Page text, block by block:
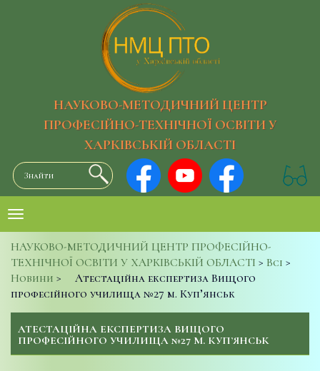
НАУКОВО-МЕТОДИЧНИЙ ЦЕНТР
ПРОФЕСІЙНО-ТЕХНІЧНОЇ ОСВІТИ У
ХАРКІВСЬКІЙ ОБЛАСТІ
НАУКОВО-МЕТОДИЧНИЙ ЦЕНТР ПРОФЕСІЙНО-
ТЕХНІЧНОЇ ОСВІТИ У ХАРКІВСЬКІЙ ОБЛАСТІ > Всі >
Новини >
Атестаційна експертиза Вищого
професійного училища №27 м. Куп’янськ
АТЕСТАЦІЙНА ЕКСПЕРТИЗА ВИЩОГО
ПРОФЕСІЙНОГО УЧИЛИЩА №27 М. КУП’ЯНСЬК